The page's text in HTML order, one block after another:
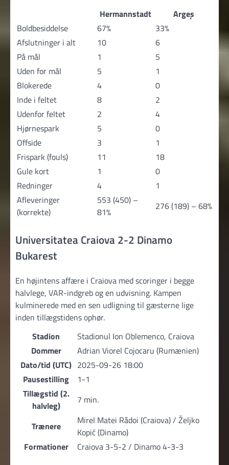
Hermannstadt
Argeș
Boldbesiddelse
67%
33%
Afslutninger i alt
10
6
På mål
1
5
Uden for mål
5
1
Blokerede
4
0
Inde i feltet
8
2
Udenfor feltet
2
4
Hjørnespark
5
0
Offside
3
1
Frispark (fouls)
11
18
Gule kort
1
0
Redninger
4
1
Afleveringer
(korrekte)
553 (450) –
81%
276 (189) – 68%
Universitatea Craiova 2-2 Dinamo
Bukarest
En højintens affære i Craiova med scoringer i begge
halvlege, VAR-indgreb og en udvisning. Kampen
kulminerede med en sen udligning til gæsterne lige
inden tillægstidens ophør.
Stadion
Stadionul Ion Oblemenco, Craiova
Dommer
Adrian Viorel Cojocaru (Rumænien)
Dato/tid (UTC) 2025-09-26 18:00
Pausestilling
1-1
Tillægstid (2.
halvleg)
7 min.
Trænere
Mirel Matei Rădoi (Craiova) / Željko
Kopić (Dinamo)
Formationer
Craiova 3-5-2 / Dinamo 4-3-3